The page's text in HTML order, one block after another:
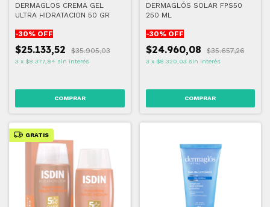
DERMAGLOS CREMA GEL
ULTRA HIDRATACION 50 GR
-30% OFF
$25.133,52 $35.905,03
3 x $8.377,84 sin interés
DERMAGLÓS SOLAR FPS50
250 ML
-30% OFF
$24.960,08 $35.657,26
3 x $8.320,03 sin interés
GRATIS